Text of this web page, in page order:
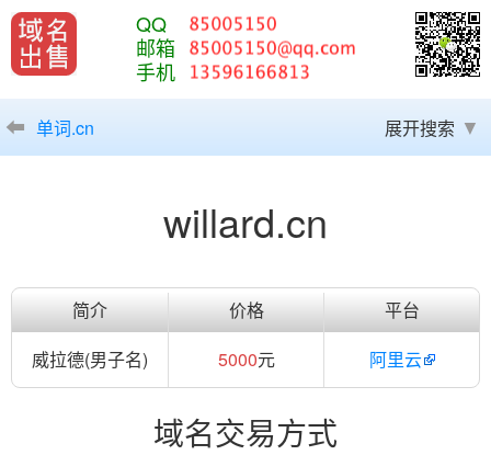
QQ
邮箱
手机
单词.cn 展开搜索
willard.cn
简介 价格
平台
威拉德(男子名)
5000元 阿里云
域名交易方式